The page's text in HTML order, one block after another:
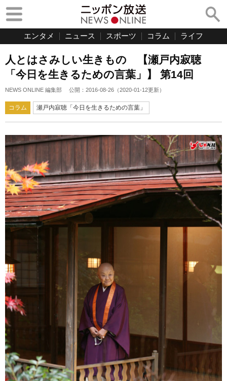
エンタメ ニュース スポーツ コラム ライフ
人とはさみしい生きもの 【瀬戸内寂聴
「今日を生きるための言葉」】 第14回
NEWS ONLINE 編集部 公開： 2016-08-26 （2020-01-12更新）
コラム 瀬戸内寂聴「今日を生きるための言葉」